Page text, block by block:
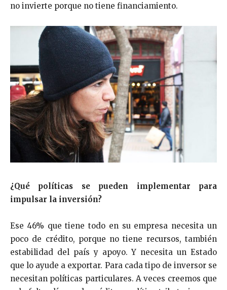
no invierte porque no tiene financiamiento.
¿Qué políticas se pueden implementar para
impulsar la inversión?
Ese 46% que tiene todo en su empresa necesita un
poco de crédito, porque no tiene recursos, también
estabilidad del país y apoyo. Y necesita un Estado
que lo ayude a exportar. Para cada tipo de inversor se
necesitan políticas particulares. Aveces creemos que